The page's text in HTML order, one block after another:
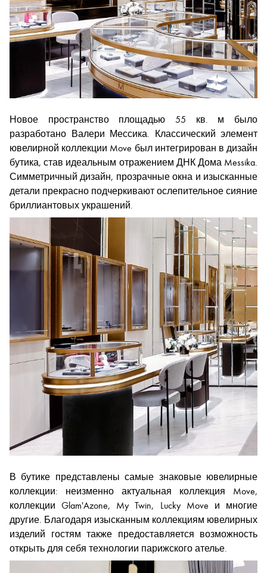
Новое пространство площадью 55 кв. м было
разработано Валери Мессика. Классический элемент
ювелирной коллекции Move был интегрирован в дизайн
бутика, став идеальным отражением ДНК Дома Messika.
Симметричный дизайн, прозрачные окна и изысканные
детали прекрасно подчеркивают ослепительное сияние
бриллиантовых украшений.
В бутике представлены самые знаковые ювелирные
коллекции: неизменно актуальная коллекция Move,
коллекции Glam'Azone, My Twin, Lucky Move и многие
другие. Благодаря изысканным коллекциям ювелирных
изделий гостям также предоставляется возможность
открыть для себя технологии парижского ателье.